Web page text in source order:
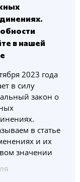
в нашей
2023 года
в силу
закон о
в статье
и их
значении